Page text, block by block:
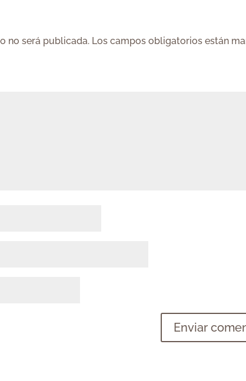
no será publicada. Los campos obligatorios están